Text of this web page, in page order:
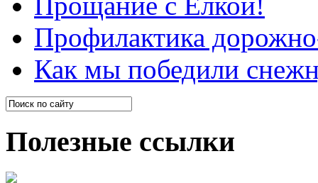
Профилактика
Как мы победили
Полезные ссылки